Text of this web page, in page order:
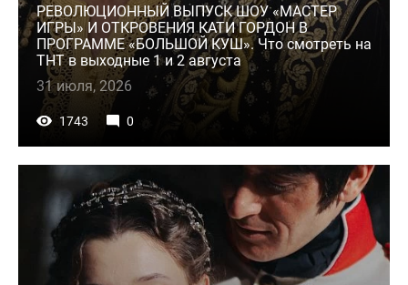
РЕВОЛЮЦИОННЫЙ ВЫПУСК ШОУ «МАСТЕР
ИГРЫ» И ОТКРОВЕНИЯ КАТИ ГОРДОН В
ПРОГРАММЕ «БОЛЬШОЙ КУШ». Что смотреть на
ТНТ в выходные 1 и 2 августа
31 июля, 2026
1743 0